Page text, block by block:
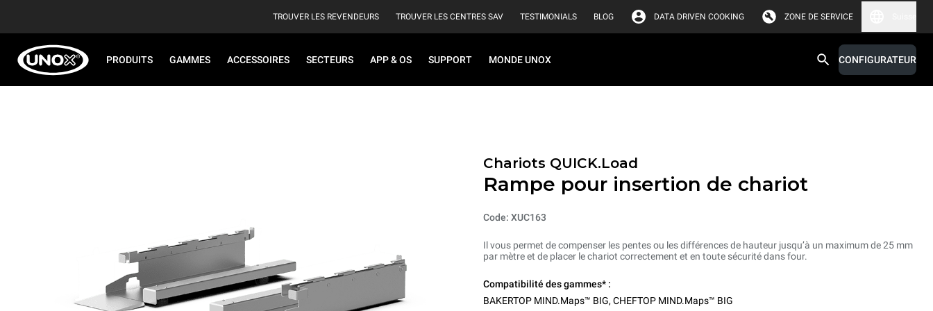
TROUVER LES REVENDEURS TROUVER LES CENTRES SAV TESTIMONIALS BLOG DATA DRIVEN COOKING ZONE DE SERVICE
PRODUITS GAMMES ACCESSOIRES SECTEURS APP & OS SUPPORT MONDE UNOX CONFIGURATEUR
Chariots QUICK.Load
Rampe pour insertion de chariot
Code: XUC163
Il vous permet de compenser les pentes ou les différences de hauteur jusqu’à un maximum de 25 mm
par mètre et de placer le chariot correctement et en toute sécurité dans four.
Compatibilité des gammes* :
BAKERTOP MIND.Maps™ BIG, CHEFTOP MIND.Maps™ BIG